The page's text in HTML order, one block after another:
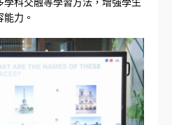
力。